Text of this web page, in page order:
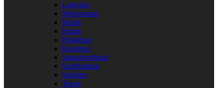
Laglekar
Midsommar
Musik
Namn
Påsklekar
Rastlekar
Samarbetslekar
Snabbalekar
Stafetter
Tagen